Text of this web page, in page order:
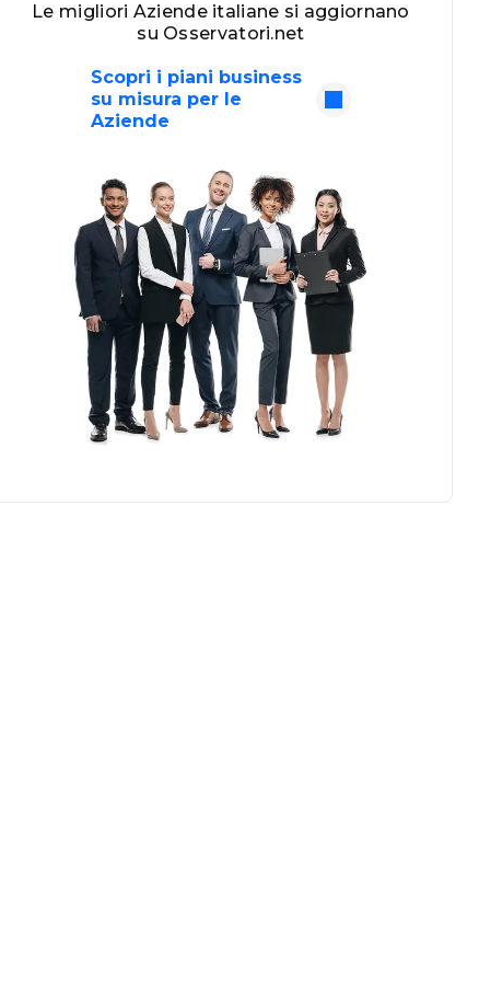
Le migliori Aziende italiane si aggiornano
su Osservatori.net
Scopri i piani business
su misura per le
Aziende